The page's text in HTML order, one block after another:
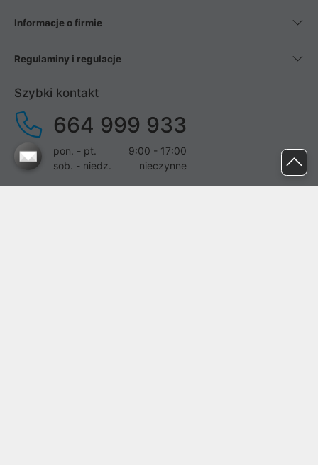
Informacje o firmie
Regulaminy i regulacje
Szybki kontakt
664 999 933
pon. - pt.
9:00 - 17:00
sob. - niedz.
nieczynne